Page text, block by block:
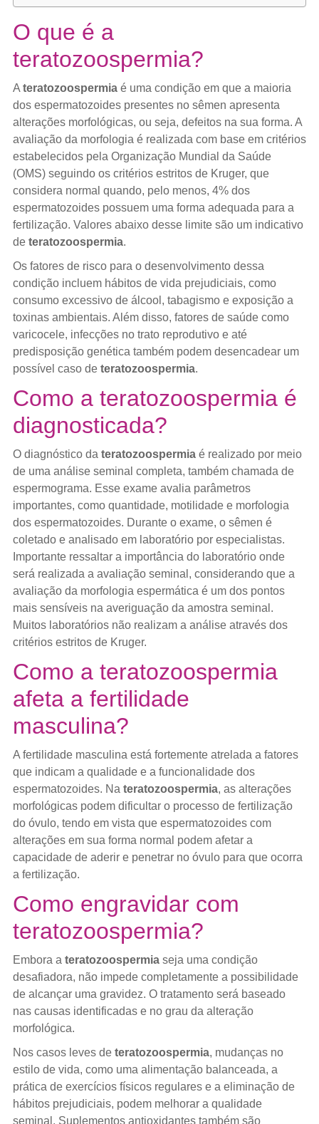
O que é a
teratozoospermia?
A teratozoospermia é uma condição em que a maioria
dos espermatozoides presentes no sêmen apresenta
alterações morfológicas, ou seja, defeitos na sua forma. A
avaliação da morfologia é realizada com base em critérios
estabelecidos pela Organização Mundial da Saúde
(OMS) seguindo os critérios estritos de Kruger, que
considera normal quando, pelo menos, 4% dos
espermatozoides possuem uma forma adequada para a
fertilização. Valores abaixo desse limite são um indicativo
de teratozoospermia.
Os fatores de risco para o desenvolvimento dessa
condição incluem hábitos de vida prejudiciais, como
consumo excessivo de álcool, tabagismo e exposição a
toxinas ambientais. Além disso, fatores de saúde como
varicocele, infecções no trato reprodutivo e até
predisposição genética também podem desencadear um
possível caso de teratozoospermia.
Como a teratozoospermia é
diagnosticada?
O diagnóstico da teratozoospermia é realizado por meio
de uma análise seminal completa, também chamada de
espermograma. Esse exame avalia parâmetros
importantes, como quantidade, motilidade e morfologia
dos espermatozoides. Durante o exame, o sêmen é
coletado e analisado em laboratório por especialistas.
Importante ressaltar a importância do laboratório onde
será realizada a avaliação seminal, considerando que a
avaliação da morfologia espermática é um dos pontos
mais sensíveis na averiguação da amostra seminal.
Muitos laboratórios não realizam a análise através dos
critérios estritos de Kruger.
Como a teratozoospermia
afeta a fertilidade
masculina?
A fertilidade masculina está fortemente atrelada a fatores
que indicam a qualidade e a funcionalidade dos
espermatozoides. Na teratozoospermia, as alterações
morfológicas podem dificultar o processo de fertilização
do óvulo, tendo em vista que espermatozoides com
alterações em sua forma normal podem afetar a
capacidade de aderir e penetrar no óvulo para que ocorra
a fertilização.
Como engravidar com
teratozoospermia?
Embora a teratozoospermia seja uma condição
desafiadora, não impede completamente a possibilidade
de alcançar uma gravidez. O tratamento será baseado
nas causas identificadas e no grau da alteração
morfológica.
Nos casos leves de teratozoospermia, mudanças no
estilo de vida, como uma alimentação balanceada, a
prática de exercícios físicos regulares e a eliminação de
hábitos prejudiciais, podem melhorar a qualidade
seminal. Suplementos antioxidantes também são